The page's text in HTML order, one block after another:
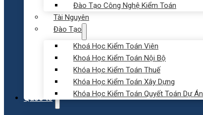
Đào Tạo Công Nghệ Kiểm Toán
Tài Nguyên
Đào Tạo
Khoá Học Kiểm Toán Viên
Khoá Học Kiểm Toán Nội Bộ
Khóa Học Kiểm Toán Thuế
Khóa Học Kiểm Toán Xây Dựng
Khóa Học Kiểm Toán Quyết Toán Dự Án
Quốc tế